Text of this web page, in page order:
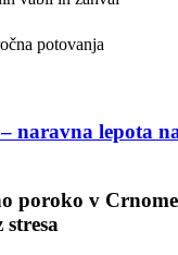
naravna lepota
– Poročni
poroko v